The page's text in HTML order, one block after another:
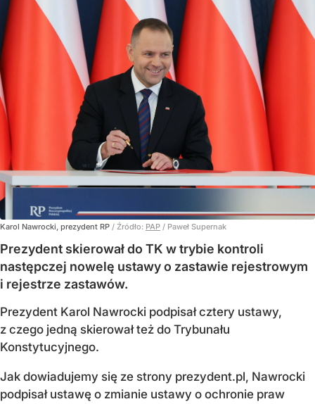
Karol Nawrocki, prezydent RP / Źródło: PAP / Paweł Supernak
Prezydent skierował do TK w trybie kontroli
następczej nowelę ustawy o zastawie rejestrowym
i rejestrze zastawów.
Prezydent Karol Nawrocki podpisał cztery ustawy,
z czego jedną skierował też do Trybunału
Konstytucyjnego.
Jak dowiadujemy się ze strony prezydent.pl, Nawrocki
podpisał ustawę o zmianie ustawy o ochronie praw